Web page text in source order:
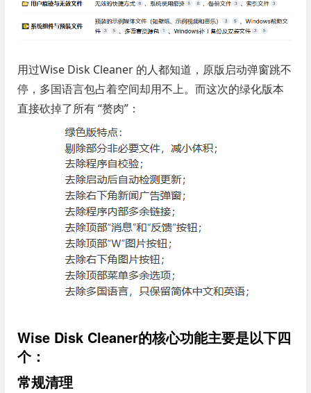
用过Wise Disk Cleaner 的人都知道，原版启动弹窗跳不
停，多国语言包占着空间却用不上。而这次的绿化版本
直接砍掉了所有 “赘肉”：
Wise Disk Cleaner的核心功能主要是以下四
个：
常规清理